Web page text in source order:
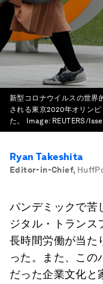
新型コロナウイルスの世界
される東京2020年オリン
た。
Image: REUTERS/
Ryan Takeshita
Editor-in-Chief,
パンデミックで苦
ジタル・トランス
長時間労働が当た
った。また、この
だった企業文化と